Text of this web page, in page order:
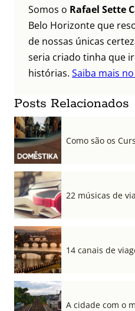
Somos o Rafael Sette
Belo Horizonte que
de nossas únicas
seria criado tinha que
histórias. Saiba mais
Posts Relacionados
Como são os
22 músicas de
14 canais de
A cidade com o